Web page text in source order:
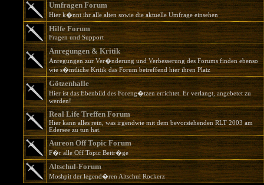
Umfragen Forum
Hier k�nnt ihr alle alten sowie die aktuelle Umfrage einsehen
Hilfe Forum
Fragen und Support
Anregungen & Kritik
Anregungen zur Ver�nderung und Verbesserung des Forums finden ebenso
wie s�mtliche Kritik das Forum betreffend hier ihren Platz
Götzenhalle
Hier ist das Ebenbild des Foreng�tzen errichtet. Er verlangt, angebetet zu
werden!
Real Life Treffen Forum
Hier kann alles rein, was irgendwie mit dem bevorstehenden RLT 2003 am
Edersee zu tun hat.
Aureon Off Topic Forum
F�r alle Off Topic Beitr�ge
Altschul-Forum
Moshpit der legend�ren Altschul Rockerz